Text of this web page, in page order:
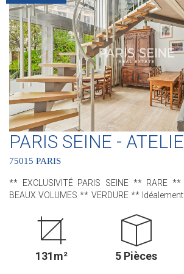
accessible par un escalier intérieur : trois
de bains avec leur propre water-
rangements. Une cave en sous-sol complète ce bien. Contactez
nous pour plus de renseignements ! .............................................. Le
Groupe PARIS SEINE, c'est 5 Agences au
Agences dans le 6ème arrondissement : Agence Cherche-Midi - 59
rue du Cherche-Midi - PARIS 6 Agence
Sèvres - PARIS 6 Agence Rennes/Saint-
- PARIS 6 (ACHAT - VENTE - LOCATION - GESTION - SUCCESSION -
ÉVALUATION OFFERTE SOUS 24 H).
PARIS SEINE -
75015 PARIS
** EXCLUSIVITÉ PARIS SEINE ** RARE ** CALME ABSOLU **
BEAUX VOLUMES ** VERDURE ** Idéalement situé, à proximité de
plaisir de vous proposer, cet appartement -
situé au sein de la charmante Villa
copropriété, sécurisée avec gardien, qui
pavée et arborée. Dès l'entrée, une sensation d'espace opère grâce
à ses beaux volumes, sa mezzanine, sa
131m² 5 Pièces